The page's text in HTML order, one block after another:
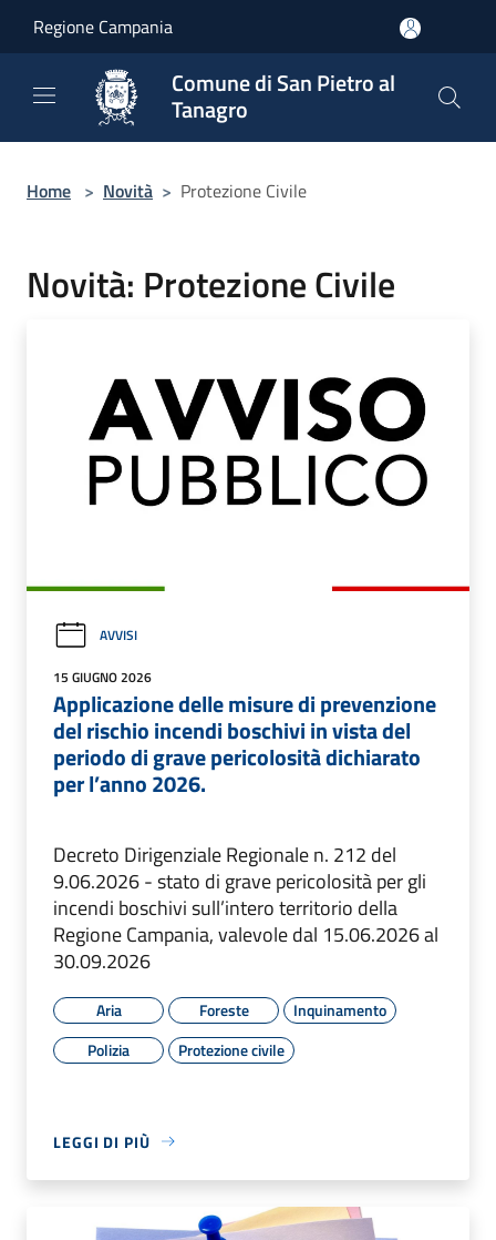
Regione Campania
Comune di San Pietro al
Tanagro
Home > Novità > Protezione Civile
Novità: Protezione Civile
AVVISI
15 GIUGNO 2026
Applicazione delle misure di prevenzione
del rischio incendi boschivi in vista del
periodo di grave pericolosità dichiarato
per l’anno 2026.
Decreto Dirigenziale Regionale n. 212 del
9.06.2026 - stato di grave pericolosità per gli
incendi boschivi sull’intero territorio della
Regione Campania, valevole dal 15.06.2026 al
30.09.2026
Aria Foreste
Inquinamento
Polizia
Protezione civile
LEGGI DI PIÙ